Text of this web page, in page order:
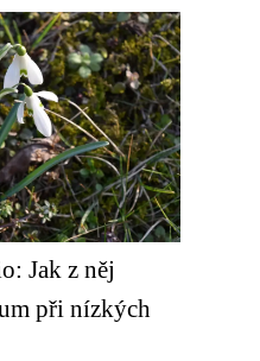
Jak z něj
při nízkých